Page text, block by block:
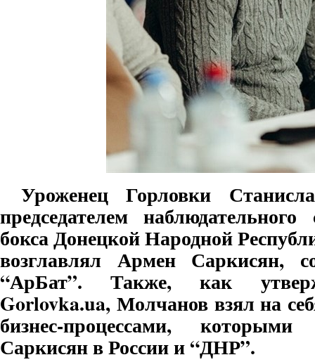
Уроженец Горловки
председателем
бокса Донецкой Народной
возглавлял Армен Саркисян,
“АрБат”. Также, как
Gorlovka.ua, Молчанов взял на
бизнес-процессами,
Саркисян в России и “ДНР”.